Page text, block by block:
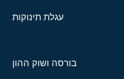
עגלת תינוקות
בורסה ושוק ההון